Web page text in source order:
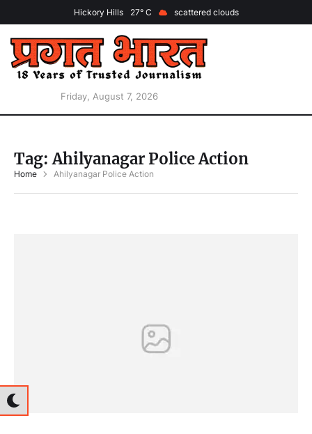
Hickory Hills 27 scattered clouds
Friday, August 7, 2026
Tag:Ahilyanagar Police Action
Home Ahilyanagar Police Action